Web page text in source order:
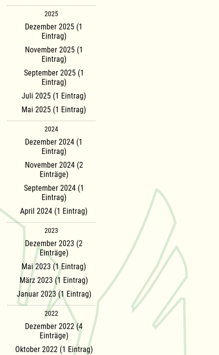
2025
Dezember 2025 (1
Eintrag)
November 2025 (1
Eintrag)
September 2025 (1
Eintrag)
Juli 2025 (1 Eintrag)
Mai 2025 (1 Eintrag)
2024
Dezember 2024 (1
Eintrag)
November 2024 (2
Einträge)
September 2024 (1
Eintrag)
April 2024 (1 Eintrag)
2023
Dezember 2023 (2
Einträge)
Mai 2023 (1 Eintrag)
März 2023 (1 Eintrag)
Januar 2023 (1 Eintrag)
2022
Dezember 2022 (4
Einträge)
Oktober 2022 (1 Eintrag)